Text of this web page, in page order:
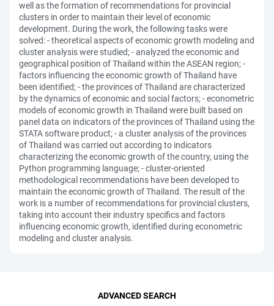
well as the formation of recommendations for provincial
clusters in order to maintain their level of economic
development. During the work, the following tasks were
solved: - theoretical aspects of economic growth modeling and
cluster analysis were studied; - analyzed the economic and
geographical position of Thailand within the ASEAN region; -
factors influencing the economic growth of Thailand have
been identified; - the provinces of Thailand are characterized
by the dynamics of economic and social factors; - econometric
models of economic growth in Thailand were built based on
panel data on indicators of the provinces of Thailand using the
STATA software product; - a cluster analysis of the provinces
of Thailand was carried out according to indicators
characterizing the economic growth of the country, using the
Python programming language; - cluster-oriented
methodological recommendations have been developed to
maintain the economic growth of Thailand. The result of the
work is a number of recommendations for provincial clusters,
taking into account their industry specifics and factors
influencing economic growth, identified during econometric
modeling and cluster analysis.
ADVANCED SEARCH